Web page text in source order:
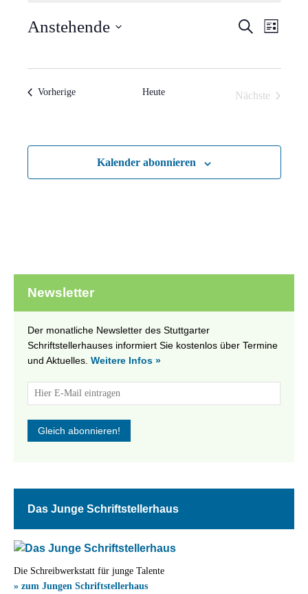
SucheListe
Anstehende
wählen.
VorherigeVeranstaltungen Heute
Nächste
Kalender abonnieren
Newsletter
Der monatliche Newsletter des Stuttgarter
Schriftstellerhauses informiert Sie kostenlos über Termine
und Aktuelles. Weitere Infos »
Das Junge Schriftstellerhaus
Die Schreibwerkstatt für junge Talente
» zum Jungen Schriftstellerhaus